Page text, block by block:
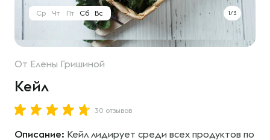
1/3
Ср Чт Пт Сб Вс
От Елены Гришиной
Кейл
30 отзывов
Описание: Кейл лидирует среди всех продуктов по